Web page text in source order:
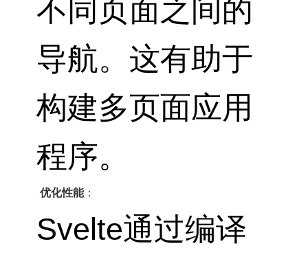
不同页面之间的
导航。这有助于
构建多页面应用
程序。
优化性能：
Svelte通过编译